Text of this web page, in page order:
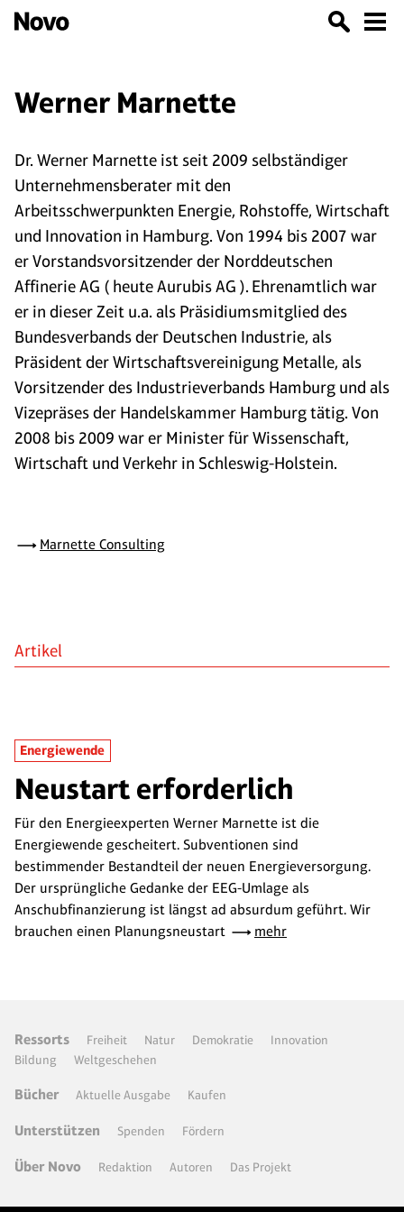
Werner Marnette
Dr. Werner Marnette ist seit 2009 selbständiger
Unternehmensberater mit den
Arbeitsschwerpunkten Energie, Rohstoffe, Wirtschaft
und Innovation in Hamburg. Von 1994 bis 2007 war
er Vorstandsvorsitzender der Norddeutschen
Affinerie AG ( heute Aurubis AG ). Ehrenamtlich war
er in dieser Zeit u.a. als Präsidiumsmitglied des
Bundesverbands der Deutschen Industrie, als
Präsident der Wirtschaftsvereinigung Metalle, als
Vorsitzender des Industrieverbands Hamburg und als
Vizepräses der Handelskammer Hamburg tätig. Von
2008 bis 2009 war er Minister für Wissenschaft,
Wirtschaft und Verkehr in Schleswig-Holstein.
Marnette Consulting
Artikel
Energiewende
Neustart erforderlich
Für den Energieexperten Werner Marnette ist die
Energiewende gescheitert. Subventionen sind
bestimmender Bestandteil der neuen Energieversorgung.
Der ursprüngliche Gedanke der EEG-Umlage als
Anschubfinanzierung ist längst ad absurdum geführt. Wir
brauchen einen Planungsneustart
mehr
Ressorts Freiheit Natur Demokratie
Innovation
Bildung
Weltgeschehen
Bücher Aktuelle Ausgabe Kaufen
Unterstützen Spenden Fördern
Über Novo Redaktion Autoren Das Projekt